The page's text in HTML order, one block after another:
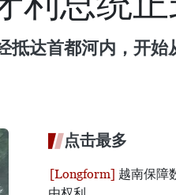
抵达首都河内，开始
点击最多
越南保障